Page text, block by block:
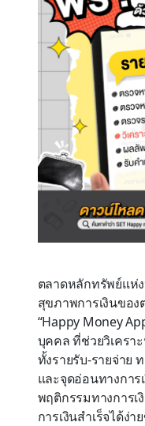
ตลาดหลักทรัพย์แห่
สุขภาพการเงินขอ
“Happy Money
บุคคล ที่ช่วยวิเครา
ทั้งรายรับ-รายจ่าย
และจุดอ่อนทางกา
พฤติกรรมทางการเ
การเงินสำเร็จได้ง่า